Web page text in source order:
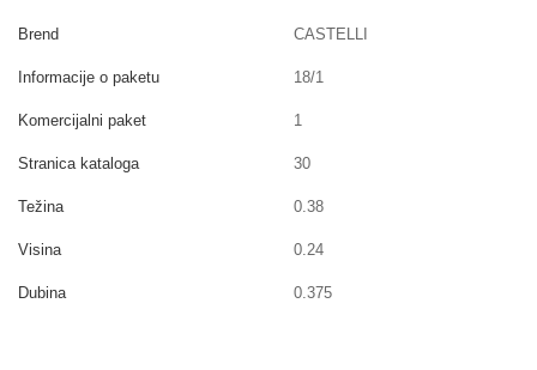
Brend CASTELLI
Informacije o paketu 18/1
Komercijalni paket 1
Stranica kataloga 30
Težina 0.38
Visina 0.24
Dubina 0.375